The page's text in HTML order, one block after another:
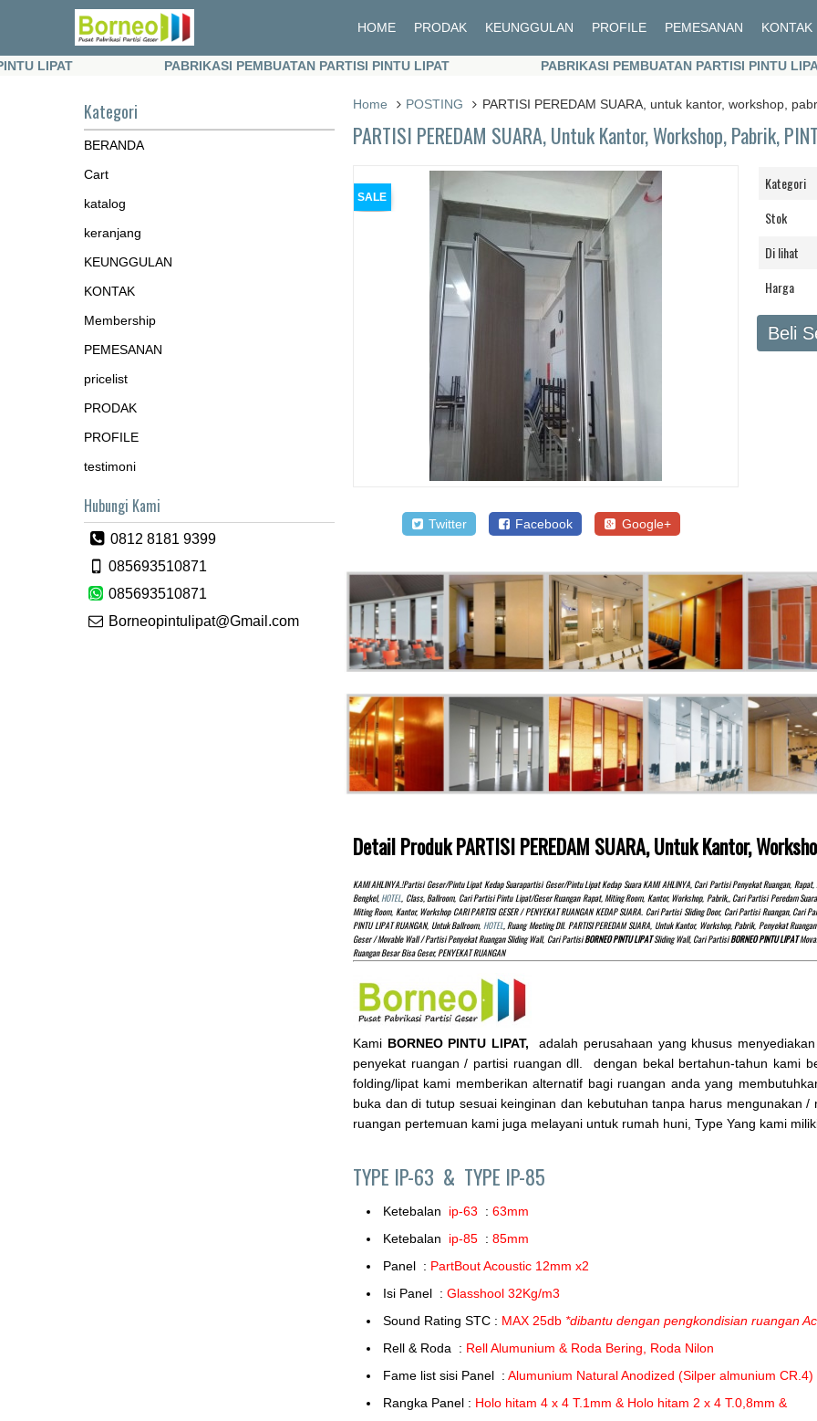
HOME PRODAK KEUNGGULAN PROFILE PEMESANAN KONTAK
PABRIKASI PEMBUATAN PARTISI PINTU LIPAT
PABRIKASI PEMBUATAN PARTISI PINTU LIPAT
Home
POSTING PARTISI PEREDAM SUARA, untuk kantor, workshop,
PARTISI PEREDAM SUARA, Untuk Kantor, Workshop, Pabrik,
SALE
Twitter Facebook Google+
Kategori
Stok
Di lihat
Harga
Beli
Detail Produk PARTISI PEREDAM SUARA, Untuk Kantor,
KAMI AHLINYA.!partisi Geser/pintu Lipat Kedap Suarapartisi Geser/pintu Lipat Kedap Suara KAMI AHLINYA, Cari Partisi Penyekat Ruangan,
Bengkel, HOTEL , Class, Ballroom, Cari Partisi Pintu Lipat/Geser Ruangan Rapat, Miting Room, Kantor, Workshop, Pabrik,, Cari Partisi Peredam
Miting Room, Kantor, Workshop CARI PARTISI GESER / PENYEKAT RUANGAN KEDAP SUARA. Cari Partisi Sliding Door, Cari Partisi Ruangan,
PINTU LIPAT RUANGAN, Untuk Ballroom, HOTEL, Ruang Meeting Dll. PARTISI PEREDAM SUARA, Untuk Kantor, Workshop, Pabrik, Penyekat
Geser / Movable Wall / Partisi Penyekat Ruangan Sliding Wall, Cari PartisiBORNEO PINTU LIPATSliding Wall, Cari PartisiBORNEO PINTU LIPAT
Ruangan Besar Bisa Geser, PENYEKAT RUANGAN
Kami BORNEO PINTU LIPAT, adalah perusahaan yang khusus
penyekat ruangan / partisi ruangan dll. dengan bekal bertahun-tahun kami
folding/lipat kami memberikan alternatif bagi ruangan anda yang
buka dan di tutup sesuai keinginan dan kebutuhan tanpa harus mengunakan
ruangan pertemuan kami juga melayani untuk rumah huni, Type Yang kami
TYPE IP-63 & TYPE IP-85
Ketebalan ip-63 : 63mm
Ketebalan ip-85 : 85mm
Panel : PartBout Acoustic 12mm x2
Isi Panel : Glasshool 32Kg/m3
Sound Rating STC : MAX 25db *dibantu dengan pengkondisian ruangan
Rell & Roda : Rell Alumunium & Roda Bering, Roda Nilon
Fame list sisi Panel : Alumunium Natural Anodized (Silper almunium CR.4)
Rangka Panel : Holo hitam 4 x 4 T.1mm & Holo hitam 2 x 4 T.0,8mm &
Kategori
BERANDA
Cart
katalog
keranjang
KEUNGGULAN
KONTAK
Membership
PEMESANAN
pricelist
PRODAK
PROFILE
testimoni
Hubungi Kami
0812 8181 9399
085693510871
085693510871
Borneopintulipat@Gmail.com